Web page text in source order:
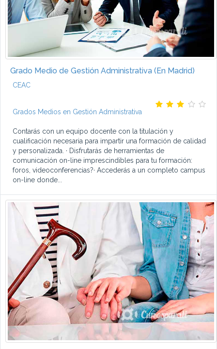
Grado Medio de Gestión Administrativa (En Madrid)
CEAC
Grados Medios en Gestión Administrativa
Contarás con un equipo docente con la titulación y
cualificación necesaria para impartir una formación de calidad
y personalizada. · Disfrutarás de herramientas de
comunicación on-line imprescindibles para tu formación:
foros, videoconferencias?· Accederás a un completo campus
on-line donde...